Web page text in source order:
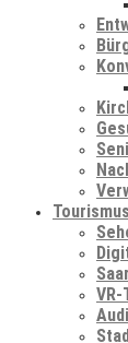
Tourismus
VR-